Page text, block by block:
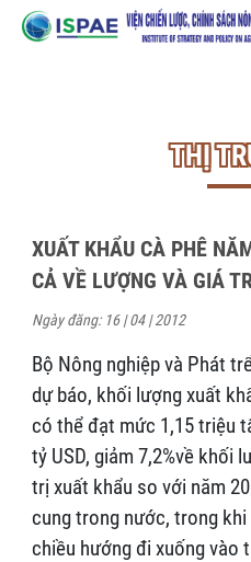
THỊ
XUẤT KHẨU CÀ PHÊ
CẢ VỀ LƯỢNG VÀ GIÁ
Ngày đăng: 16 | 04 | 2012
Bộ Nông nghiệp và Phát
dự báo, khối lượng xuất
có thể đạt mức 1,15 triệu
tỷ USD, giảm 7,2%về khối
trị xuất khẩu so với năm
cung trong nước, trong
chiều hướng đi xuống vào